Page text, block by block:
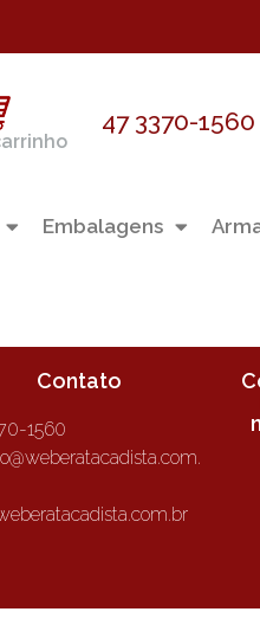
47 3370-1560
Embalagens
Contato
1560